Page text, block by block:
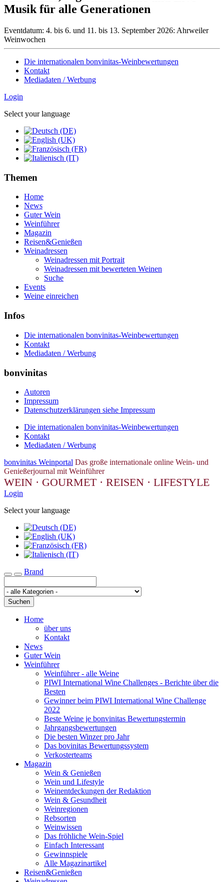
Musik für alle Generationen
Eventdatum: 4. bis 6. und 11. bis 13. September 2026: Ahrweiler
Weinwochen
Die internationalen bonvinitas-Weinbewertungen
Kontakt
Mediadaten / Werbung
Login
Select your language
Themen
Home
News
Guter Wein
Weinführer
Magazin
Reisen&Genießen
Weinadressen
Weinadressen mit Portrait
Weinadressen mit bewerteten Weinen
Suche
Events
Weine einreichen
Infos
Die internationalen bonvinitas-Weinbewertungen
Kontakt
Mediadaten / Werbung
bonvinitas
Autoren
Impressum
Datenschutzerklärungen siehe Impressum
Die internationalen bonvinitas-Weinbewertungen
Kontakt
Mediadaten / Werbung
bonvinitas Weinportal Das große internationale online Wein- und
Genießerjournal mit Weinführer
WEIN · GOURMET · REISEN · LIFESTYLE
Login
Select your language
Toggle navigation
Brand
Suchen
Home
über uns
Kontakt
News
Guter Wein
Weinführer
Weinführer - alle Weine
PIWI International Wine Challenges - Berichte über die
Besten
Gewinner beim PIWI International Wine Challenge
2022
Beste Weine je bonvinitas Bewertungstermin
Jahrgangsbewertungen
Die besten Winzer pro Jahr
Das bovinitas Bewertungssystem
Verkosterteams
Magazin
Wein & Genießen
Wein und Lifestyle
Weinentdeckungen der Redaktion
Wein & Gesundheit
Weinregionen
Rebsorten
Weinwissen
Das fröhliche Wein-Spiel
Einfach Interessant
Gewinnspiele
Alle Magazinartikel
Reisen&Genießen